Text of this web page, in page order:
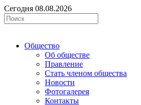
Сегодня 08.08.2026
Общество
Об обществе
Правление
Стать членом общества
Новости
Фотогалерея
Контакты